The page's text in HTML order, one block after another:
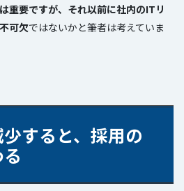
重要ですが、それ以前に社内のITリ
可欠ではないかと筆者は考えていま
すると、採用の